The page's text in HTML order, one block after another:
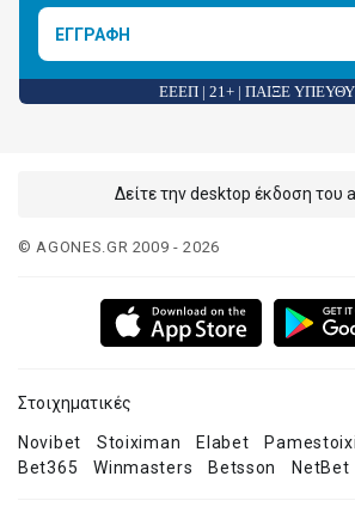
ΕΓΓΡΑΦΗ
ΕΕΕΠ | 21+ | ΠΑΙΞΕ
Δείτε την desktop έκδοση του
© AGONES.GR 2009 - 2026
Στοιχηματικές
Novibet Stoiximan Elabet
Bet365
Winmasters Betsson NetBet